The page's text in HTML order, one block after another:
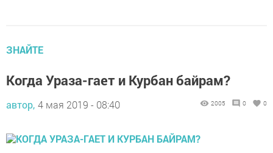
ЗНАЙТЕ
Когда Ураза-гает и Курбан байрам?
автор, 4 мая 2019 - 08:40 2005 0 0